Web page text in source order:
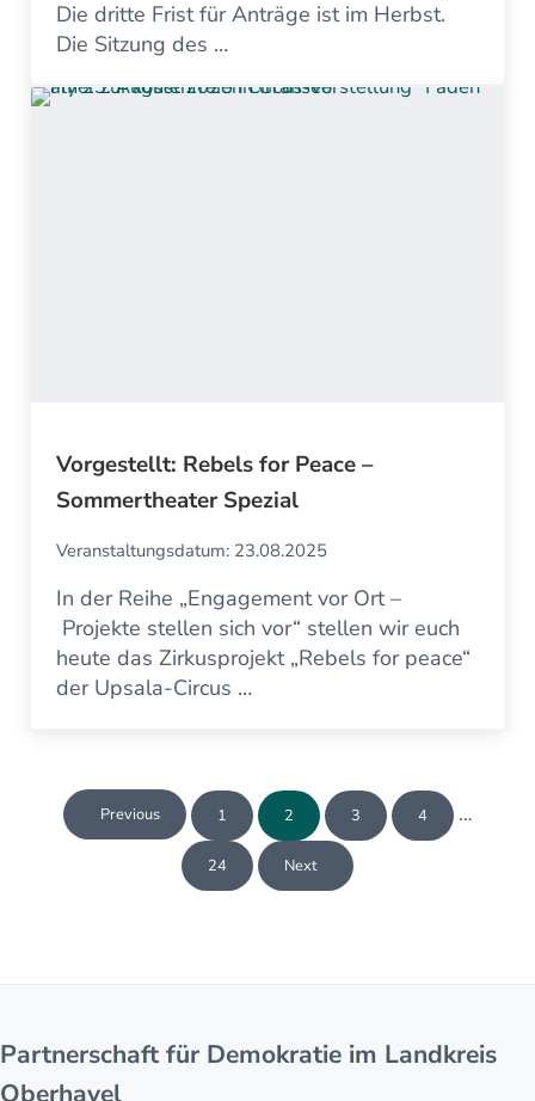
Die dritte Frist für Anträge ist im Herbst.
Die Sitzung des …
Vorgestellt: Rebels for Peace –
Sommertheater Spezial
Veranstaltungsdatum: 23.08.2025
In der Reihe „Engagement vor Ort –
Projekte stellen sich vor“ stellen wir euch
heute das Zirkusprojekt „Rebels for peace“
der Upsala-Circus …
Previous Seite
1 Seite
2 Seite
3 Seite
4 …
Seite
24 Next
Partnerschaft für Demokratie im Landkreis
Oberhavel